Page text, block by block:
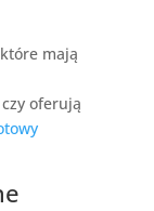
mają
oferują